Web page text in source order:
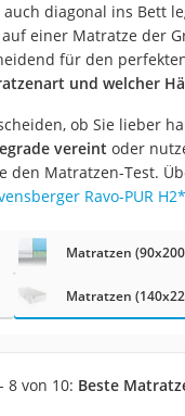
Akku-
diagonal ins Bett
einer Matratze der
für den
und welcher
ob Sie lieber
vereint oder
den Matratzen-Test.
Ravo-PUR H2*
Matratzen
Matratzen
8 von 10: Beste